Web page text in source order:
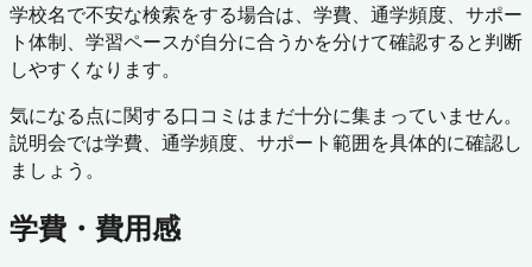
学校名で不安な検索をする場合は、学費、通学頻度、サポー
ト体制、学習ペースが自分に合うかを分けて確認すると判断
しやすくなります。
気になる点に関する口コミはまだ十分に集まっていません。
説明会では学費、通学頻度、サポート範囲を具体的に確認し
ましょう。
学費・費用感